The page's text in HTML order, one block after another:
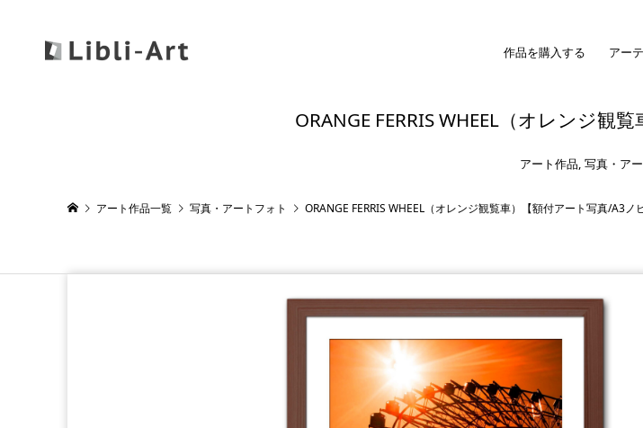
作品を購入する アー
ORANGE FERRIS WHEEL（オレンジ観
アート作品, 写真・ア
アート作品一覧 写真・アートフォト ORANGE FERRIS WHEEL（オレンジ観覧車）【額付アート写真/A3ノ